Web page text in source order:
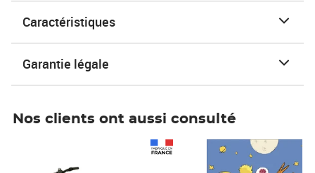
Caractéristiques
Garantie légale
Nos clients ont aussi consulté
Prix 7,50€